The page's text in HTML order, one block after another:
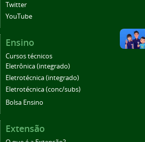
Twitter
YouTube
Ensino
Cursos técnicos
Eletrônica (integrado)
Eletrotécnica (integrado)
Eletrotécnica (conc/subs)
Bolsa Ensino
Extensão